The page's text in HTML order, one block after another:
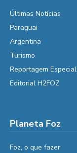
Últimas Notícias
Paraguai
Argentina
Turismo
Reportagem Especial
Editorial H2FOZ
Planeta Foz
Foz, o que fazer